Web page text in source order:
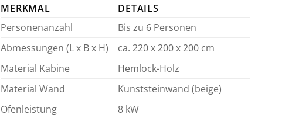
MERKMAL
DETAILS
Personenanzahl
Bis zu 6 Personen
Abmessungen (L x B x H)
ca. 220 x 200 x 200 cm
Material Kabine
Hemlock-Holz
Material Wand
Kunststeinwand (beige)
Ofenleistung
8 kW